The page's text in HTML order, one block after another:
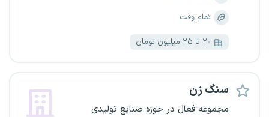
تمام وقت
۲۰ تا ۲۵ میلیون تومان
سنگ زن
مجموعه فعال در حوزه صنایع تولیدی